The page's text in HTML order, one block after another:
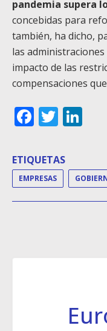
pandemia supera
concebidas para
también, ha dicho,
las
impacto de las
compensaciones
Facebook
ETIQUETAS
EMPRESAS